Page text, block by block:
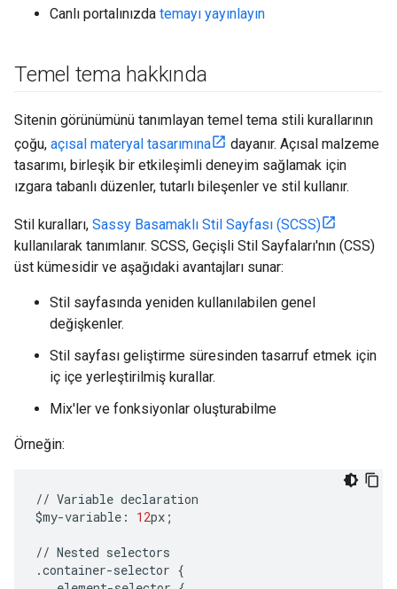
Canlı portalınızda temayı yayınlayın
Temel tema hakkında
Sitenin görünümünü tanımlayan temel tema stili kurallarının
çoğu, açısal materyal tasarımına
dayanır. Açısal malzeme
tasarımı, birleşik bir etkileşimli deneyim sağlamak için
ızgara tabanlı düzenler, tutarlı bileşenler ve stil kullanır.
Stil kuralları, Sassy Basamaklı Stil Sayfası (SCSS)
kullanılarak tanımlanır. SCSS, Geçişli Stil Sayfaları'nın (CSS)
üst kümesidir ve aşağıdaki avantajları sunar:
Stil sayfasında yeniden kullanılabilen genel
değişkenler.
Stil sayfası geliştirme süresinden tasarruf etmek için
iç içe yerleştirilmiş kurallar.
Mix'ler ve fonksiyonlar oluşturabilme
Örneğin:
// Variable declaration
$my-variable : 12px ;
// Nested selectors
.container-selector {